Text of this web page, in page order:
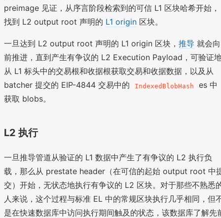
preimage 见证，从序言阶段检索到的可信 L1 区块哈希开始，
找到 L2 output root 声明的 L1 origin 区块。
一旦达到 L2 output root 声明的 L1 origin 区块， 推导 就会向
前推进，直到产生有争议的 L2 Execution Payload，可验证
从 L1 标头中的交易根和收据根获取交易和收据数据，以及从
batcher 提交的 EIP-4844 交易中的
IndexedBlobHash
es 中
获取 blobs。
L2 执行
一旦推导管道从验证的 L1 数据中产生了有争议的 L2 执行负
载，那么从 prestate header（在可信的起始 output root 中
交）开始，无状态地执行有争议的 L2 区块。对于那些不熟悉
人来说，这个过程与标准 EL 中的常规区块执行几乎相同，但
是在快速数据库中访问执行期间触及的状态，该数据库了解先